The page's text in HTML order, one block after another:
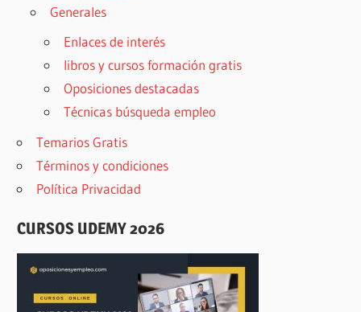
Generales
Enlaces de interés
libros y cursos formación gratis
Oposiciones destacadas
Técnicas búsqueda empleo
Temarios Gratis
Términos y condiciones
Política Privacidad
CURSOS UDEMY 2026